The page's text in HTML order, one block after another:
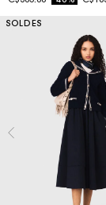
SOLDES